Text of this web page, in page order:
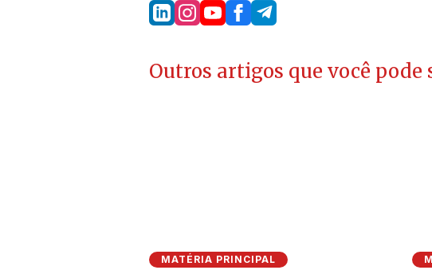
Outros artigos que você pode
MATÉRIA PRINCIPAL